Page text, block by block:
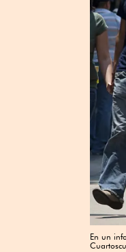
En un